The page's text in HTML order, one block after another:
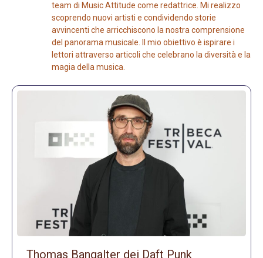
team di Music Attitude come redattrice. Mi realizzo
scoprendo nuovi artisti e condividendo storie
avvincenti che arricchiscono la nostra comprensione
del panorama musicale. Il mio obiettivo è ispirare i
lettori attraverso articoli che celebrano la diversità e la
magia della musica.
Thomas Bangalter dei Daft Punk